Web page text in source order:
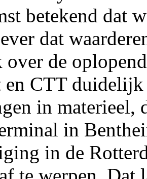
betekend dat
dat
over de
en CTT duidelijk
in materieel,
in
in de